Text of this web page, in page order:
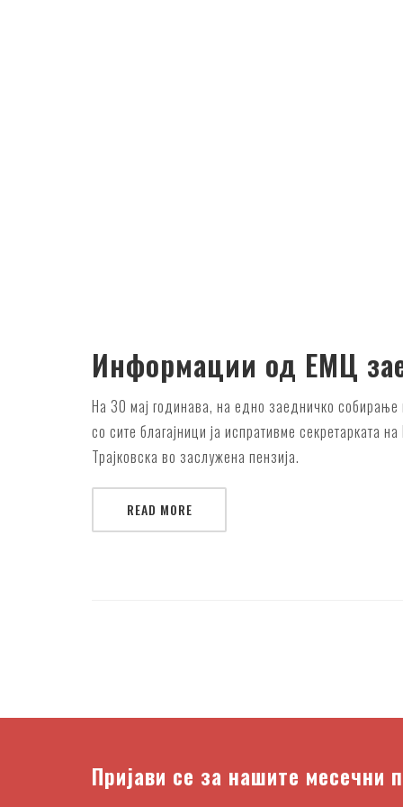
Информации од ЕМЦ
На 30 мај годинава, на едно заедничко
со сите благајници ја испративме секретарката
Трајковска во заслужена пензија.
READ MORE
Пријави се за нашите месечни